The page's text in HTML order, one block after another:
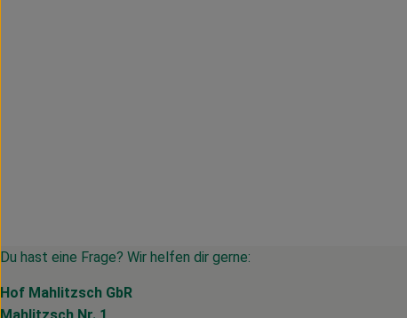
Du hast eine Frage? Wir helfen dir gerne:
Hof Mahlitzsch GbR